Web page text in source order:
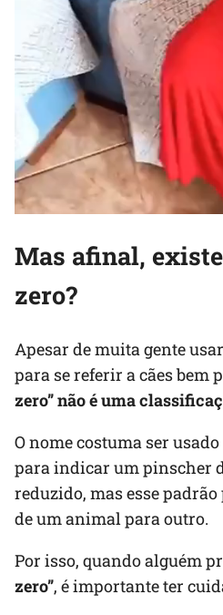
Mas afinal,
zero?
Apesar de muita gente
para se referir a cães bem
zero” não é uma
O nome costuma ser
para indicar um pinscher
reduzido, mas esse
de um animal para outro.
Por isso, quando alguém
zero”, é importante ter